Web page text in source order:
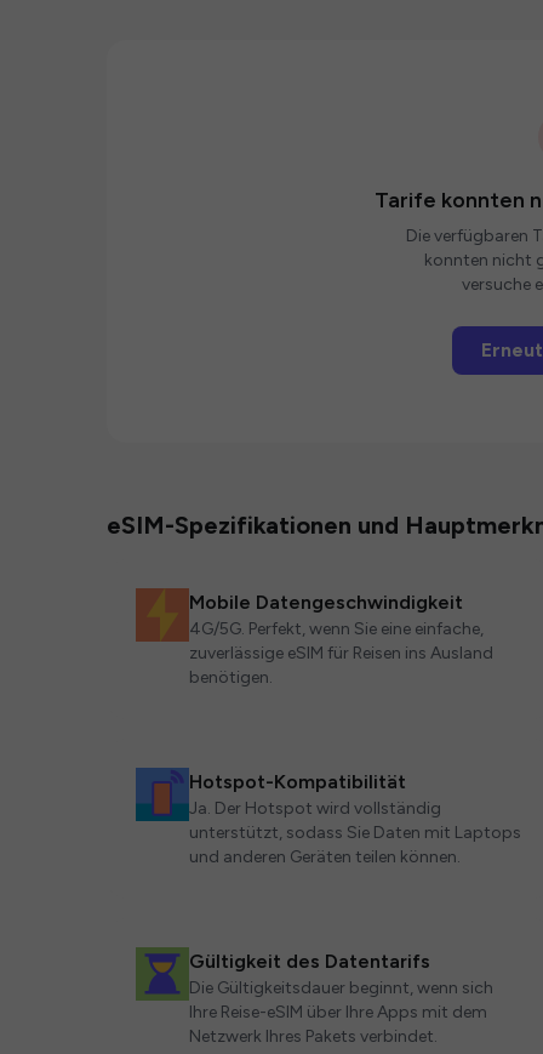
Tarife konnten
Die verfügbaren
konnten nicht
versuche
eSIM-Spezifikationen und
Mobile Datengeschwindigkeit
4G/5G. Perfekt, wenn Sie eine einfache,
zuverlässige eSIM für Reisen ins Ausland
benötigen.
Hotspot-Kompatibilität
Ja. Der Hotspot wird vollständig
unterstützt, sodass Sie Daten mit Laptops
und anderen Geräten teilen können.
Gültigkeit des Datentarifs
Die Gültigkeitsdauer beginnt, wenn sich
Ihre Reise-eSIM über Ihre Apps mit dem
Netzwerk Ihres Pakets verbindet.